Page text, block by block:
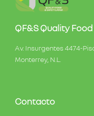
QF&S Quality
Av. Insurgentes 4474-
Monterrey, N.L.
Contacto